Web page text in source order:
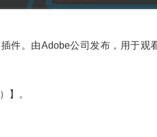
件。由Adobe公司发布，用于观
】。